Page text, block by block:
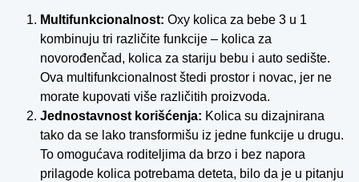
Multifunkcionalnost: Oxy kolica za bebe 3 u 1
kombinuju tri različite funkcije – kolica za
novorođenčad, kolica za stariju bebu i auto sedište.
Ova multifunkcionalnost štedi prostor i novac, jer ne
morate kupovati više različitih proizvoda.
Jednostavnost korišćenja: Kolica su dizajnirana
tako da se lako transformišu iz jedne funkcije u drugu.
To omogućava roditeljima da brzo i bez napora
prilagode kolica potrebama deteta, bilo da je u pitanju